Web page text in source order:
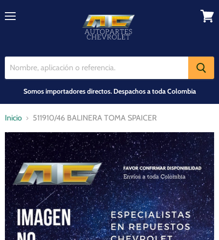
Somos importadores directos. Despachos a toda Colombia
Inicio 511910/46 BALINERA TOMA SPAICER